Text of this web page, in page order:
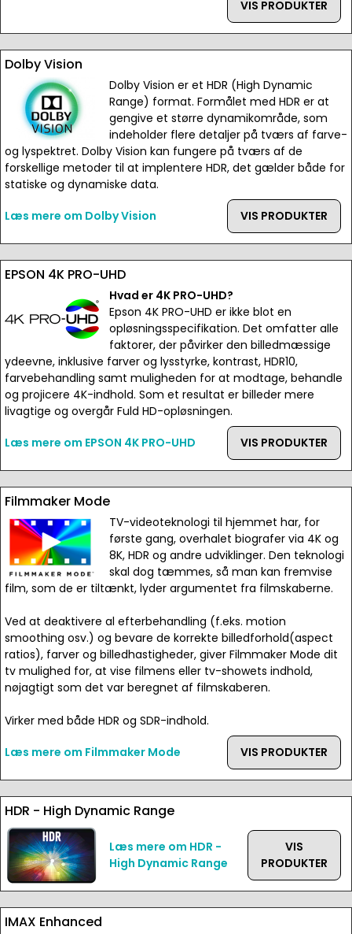
VIS PRODUKTER
Dolby Vision
Dolby Vision er et HDR (High Dynamic
Range) format. Formålet med HDR er at
gengive et større dynamikområde, som
indeholder flere detaljer på tværs af farve-
og lyspektret. Dolby Vision kan fungere på tværs af de
forskellige metoder til at implentere HDR, det gælder både for
statiske og dynamiske data.
Læs mere om Dolby Vision
VIS PRODUKTER
EPSON 4K PRO-UHD
Hvad er 4K PRO-UHD?
Epson 4K PRO-UHD er ikke blot en
opløsningsspecifikation. Det omfatter alle
faktorer, der påvirker den billedmæssige
ydeevne, inklusive farver og lysstyrke, kontrast, HDR10,
farvebehandling samt muligheden for at modtage, behandle
og projicere 4K-indhold. Som et resultat er billeder mere
livagtige og overgår Fuld HD-opløsningen.
Læs mere om EPSON 4K PRO-UHD
VIS PRODUKTER
Filmmaker Mode
TV-videoteknologi til hjemmet har, for
første gang, overhalet biografer via 4K og
8K, HDR og andre udviklinger. Den teknologi
skal dog tæmmes, så man kan fremvise
film, som de er tiltænkt, lyder argumentet fra filmskaberne.
Ved at deaktivere al efterbehandling (f.eks. motion
smoothing osv.) og bevare de korrekte billedforhold(aspect
ratios), farver og billedhastigheder, giver Filmmaker Mode dit
tv mulighed for, at vise filmens eller tv-showets indhold,
nøjagtigt som det var beregnet af filmskaberen.
Virker med både HDR og SDR-indhold.
Læs mere om Filmmaker Mode
VIS PRODUKTER
HDR - High Dynamic Range
Læs mere om HDR -
High Dynamic Range
VIS
PRODUKTER
IMAX Enhanced